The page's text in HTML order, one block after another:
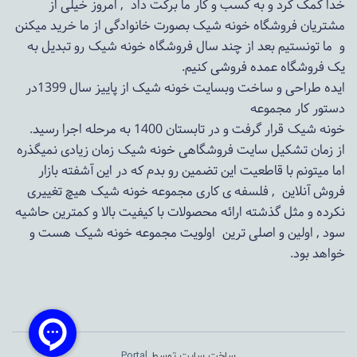
خدا کمک کرد و به کسب و کار ما برکت داد , امروز خیلی از
مشتریان فروشگاه خونه شیک بصورت خانوادگی از ما خرید میکنن
و ما تونستیم بعد از چند سال فروشگاهخونه شیکرو تبدیل به
یک فروشگاه عمده فروشی کنیم.
ایده طراحی و ساخت وبسایت خونه شیک از پاییز سال 1399در
دستور کار مجموعه
خونه شیک قرار گرفت و در تابستان 1400 به مرحله اجرا رسید.
از زمان تشکیل سایت فروشگاهیخونه شیکزمان زیادی نمیگذره
اما میتونم با قاطعیت این تضمین رو بدم که در این آشفته بازار
فروش آنلاین , فلسفه ی کاری مجموعهخونه شیک هیچ تغییری
نکرده و مثل گذشته ارائه محصولات با کیفیت بالا و کمترین حاشیه
سود , اولین و اصلی ترین اولویت مجموعهخونه شیک هست و
خواهد بود.